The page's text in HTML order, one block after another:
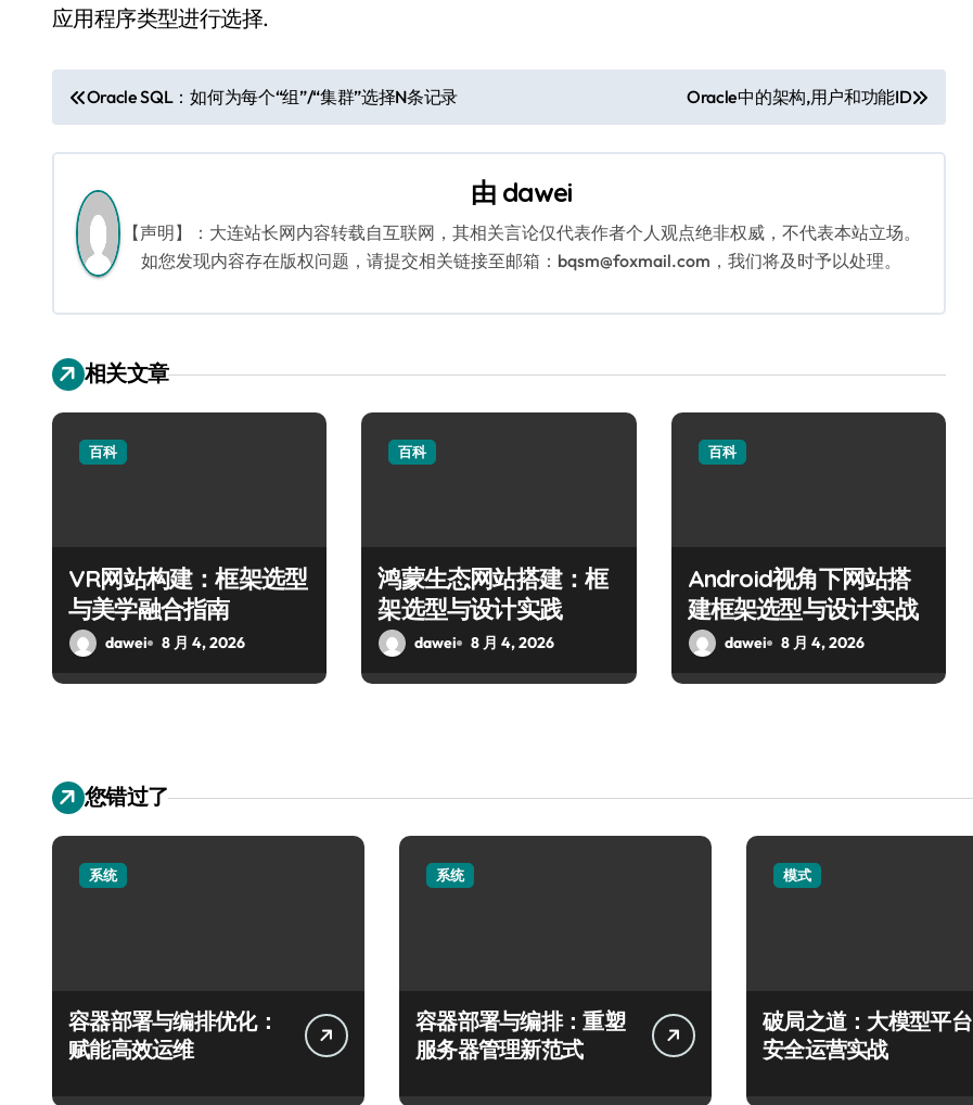
应用程序类型进行选择.
文
章
航
Oracle SQL：如何为每个“组”/“集群”选择N条记录 Oracle中的架构,用户和功能ID
由 dawei
【声明】：大连站长网内容转载自互联网，其相关言论仅代表作者个人观点绝非权威，不代表本站立场。
如您发现内容存在版权问题，请提交相关链接至邮箱：bqsm@foxmail.com，我们将及时予以处理。
相关文章
百科
VR网站构建：框架选型
与美学融合指南
dawei 8 月 4, 2026
百科
鸿蒙生态网站搭建：框
架选型与设计实践
dawei 8 月 4, 2026
百科
Android视角下网站搭
建框架选型与设计实战
dawei 8 月 4, 2026
您错过了
系统
容器部署与编排优化：
赋能高效运维
系统
容器部署与编排：重塑
服务器管理新范式
模式
破局之道：大模型平台
安全运营实战